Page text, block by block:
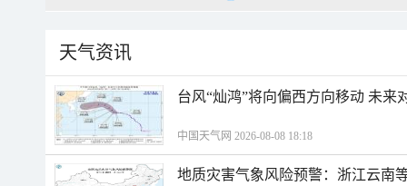
天气资讯
台风“灿鸿”将向偏西方向移动 未来
中国天气网 2026-08-08 18:18
地质灾害气象风险预警：浙江云南